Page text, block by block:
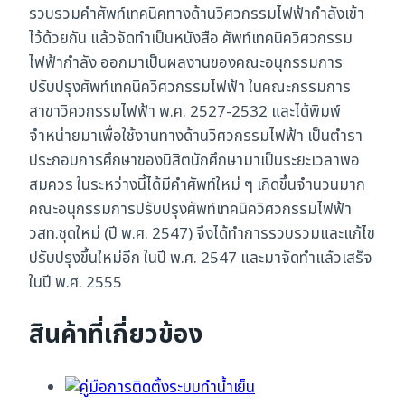
รวบรวมคำศัพท์เทคนิคทางด้านวิศวกรรมไฟฟ้ากำลังเข้า
ไว้ด้วยกัน แล้วจัดทำเป็นหนังสือ ศัพท์เทคนิควิศวกรรม
ไฟฟ้ากำลัง ออกมาเป็นผลงานของคณะอนุกรรมการ
ปรับปรุงศัพท์เทคนิควิศวกรรมไฟฟ้า ในคณะกรรมการ
สาขาวิศวกรรมไฟฟ้า พ.ศ. 2527-2532 และได้พิมพ์
จำหน่ายมาเพื่อใช้งานทางด้านวิศวกรรมไฟฟ้า เป็นตำรา
ประกอบการศึกษาของนิสิตนักศึกษามาเป็นระยะเวลาพอ
สมควร ในระหว่างนี้ได้มีคำศัพท์ใหม่ ๆ เกิดขึ้นจำนวนมาก
คณะอนุกรรมการปรับปรุงศัพท์เทคนิควิศวกรรมไฟฟ้า
วสท.ชุดใหม่ (ปี พ.ศ. 2547) จึงได้ทำการรวบรวมและแก้ไข
ปรับปรุงขึ้นใหม่อีก ในปี พ.ศ. 2547 และมาจัดทำแล้วเสร็จ
ในปี พ.ศ. 2555
สินค้าที่เกี่ยวข้อง